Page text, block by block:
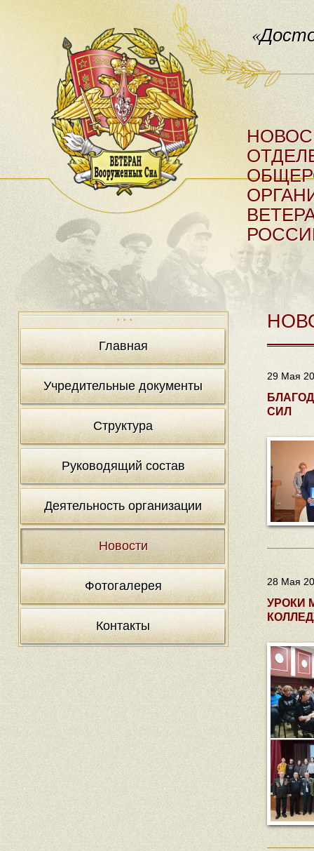
Главная
Учредительные документы
Структура
Руководящий состав
Деятельность организации
Новости
Фотогалерея
Контакты
29 Мая
СИЛ
28 Мая
УРОКИ